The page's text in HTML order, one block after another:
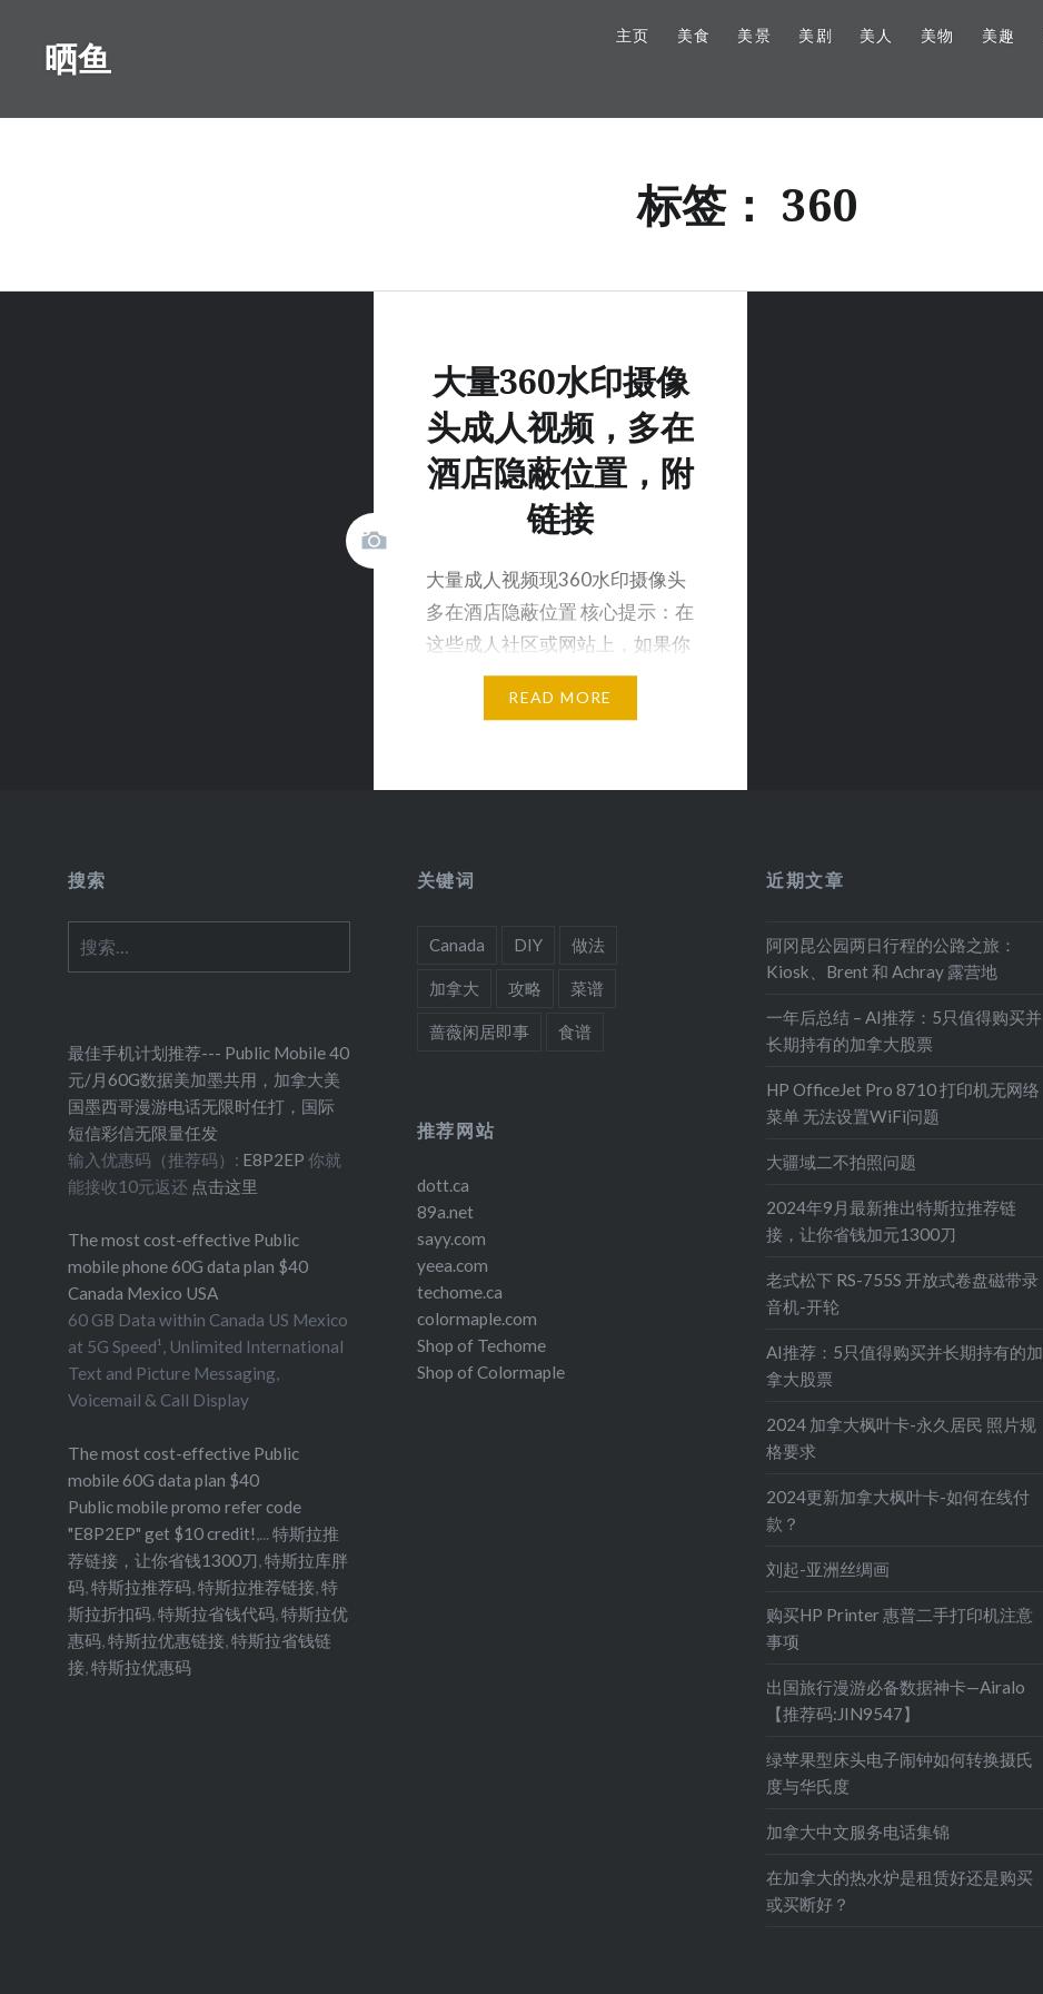
content晒鱼
主页 美食 美景 美剧 美人 美物 美趣
标签： 360
大量360水印摄像
头成人视频，多在
酒店隐蔽位置，附
链接
大量成人视频现360水印摄像头
多在酒店隐蔽位置 核心提示：在
这些成人社区或网站上，如果你
仔细数数，在所有酒店类…
READ MORE
搜索
索：
关键词
Canada DIY 做法
加拿大 攻略 菜谱
蔷薇闲居即事 食谱
近期文章
阿冈昆公园两日行程的公路之旅：
Kiosk、Brent 和 Achray 露营地
一年后总结 – AI推荐：5只值得购买并
长期持有的加拿大股票
HP OfficeJet Pro 8710 打印机无网络
菜单 无法设置WiFi问题
大疆域二不拍照问题
2024年9月最新推出特斯拉推荐链
接，让你省钱加元1300刀
老式松下 RS-755S 开放式卷盘磁带录
音机-开轮
AI推荐：5只值得购买并长期持有的加
拿大股票
2024 加拿大枫叶卡-永久居民 照片规
格要求
2024更新加拿大枫叶卡-如何在线付
款？
刘起-亚洲丝绸画
购买HP Printer 惠普二手打印机注意
事项
出国旅行漫游必备数据神卡—Airalo
【推荐码:JIN9547】
绿苹果型床头电子闹钟如何转换摄氏
度与华氏度
加拿大中文服务电话集锦
在加拿大的热水炉是租赁好还是购买
或买断好？
最佳手机计划推荐--- Public Mobile 40
元/月60G数据美加墨共用，加拿大美
国墨西哥漫游电话无限时任打，国际
短信彩信无限量任发
输入优惠码（推荐码）: E8P2EP 你就
能接收10元返还 点击这里
The most cost-effective Public
mobile phone 60G data plan $40
Canada Mexico USA
60 GB Data within Canada US Mexico
at 5G Speed¹, Unlimited International
Text and Picture Messaging,
Voicemail & Call Display
The most cost-effective Public
mobile 60G data plan $40
Public mobile promo refer code
"E8P2EP" get $10 credit!,... 特斯拉推
荐链接，让你省钱1300刀,特斯拉库胖
码,特斯拉推荐码,特斯拉推荐链接,特
斯拉折扣码,特斯拉省钱代码,特斯拉优
惠码,特斯拉优惠链接,特斯拉省钱链
接,特斯拉优惠码
推荐网站
dott.ca
89a.net
sayy.com
yeea.com
techome.ca
colormaple.com
Shop of Techome
Shop of Colormaple